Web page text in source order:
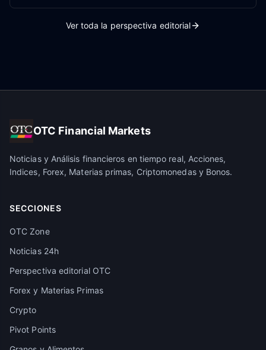
Ver toda la perspectiva editorial
OTC Financial Markets
Noticias y Análisis financieros en tiempo real, Acciones,
Indices, Forex, Materias primas, Criptomonedas y Bonos.
SECCIONES
OTC Zone
Noticias 24h
Perspectiva editorial OTC
Forex y Materias Primas
Crypto
Pivot Points